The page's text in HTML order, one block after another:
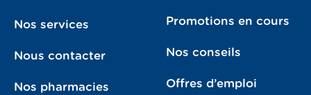
Nos services
Nous contacter
Nos pharmacies
Promotions en cours
Nos conseils
Offres d’emploi